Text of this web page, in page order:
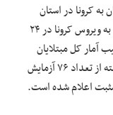
به کرونا در استان
خراسان‌جنوبی، اظهار داشت: ۱۵ مورد جدید مبتلا به ویروس کرونا در ۲۴
آمار کل مبتلایان
استان به ۳۲۰ نفر افزایش یافت. در ۲۴ ساعت گذشته از تعداد ۷۶ آزمایش